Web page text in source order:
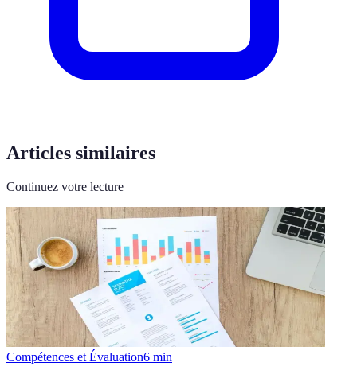
Articles similaires
Continuez votre lecture
Compétences et Évaluation6 min